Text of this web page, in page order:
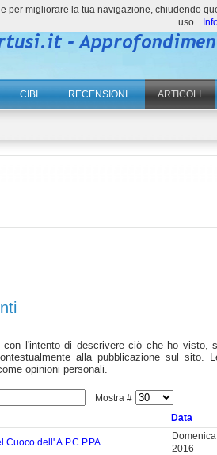
CIBI RECENSIONI ARTICOLI
con l'intento di descrivere ciò che ho
alla pubblicazione sul sito.
opinioni personali.
Mostra #
Data
Cuoco dell' A.P.C.P.PA.
2016
per migliorare la tua navigazione, chiudendo
uso.